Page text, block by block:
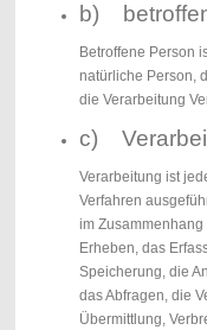
b)
Betroffene Person
natürliche Person,
die Verarbeitung
c)
Verarbeitung ist
Verfahren
im
Erheben, das
Speicherung, die
das Abfragen, die
Übermittlung,